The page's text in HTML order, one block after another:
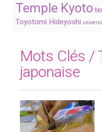
Temple Kyoto
Toyotomi Hideyoshi
Mots Clés /
japonaise